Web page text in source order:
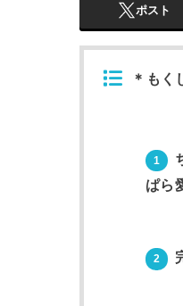
ポスト
＊もく
1
ぱら
2